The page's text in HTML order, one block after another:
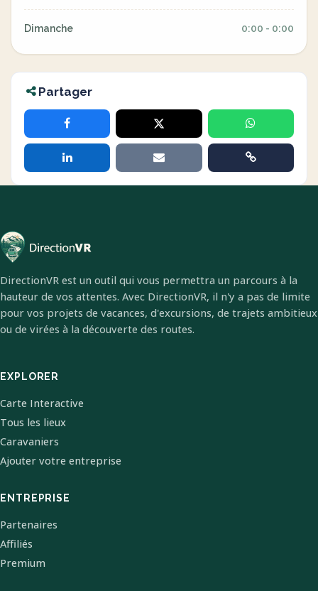
Dimanche 0:00 - 0:00
Partager
DirectionVR est un outil qui vous permettra un parcours à la
hauteur de vos attentes. Avec DirectionVR, il n'y a pas de limite
pour vos projets de vacances, d'excursions, de trajets ambitieux
ou de virées à la découverte des routes.
EXPLORER
Carte Interactive
Tous les lieux
Caravaniers
Ajouter votre entreprise
ENTREPRISE
Partenaires
Affiliés
Premium